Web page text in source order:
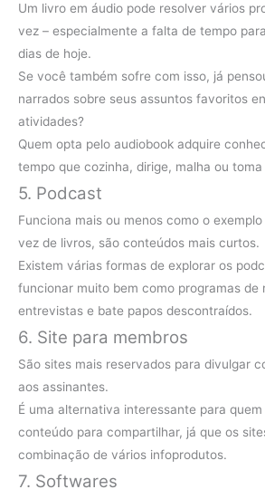
Um livro em áudio pode resolver vários
vez – especialmente a falta de tempo
dias de hoje.
Se você também sofre com isso, já
narrados sobre seus assuntos favoritos
atividades?
Quem opta pelo audiobook adquire
tempo que cozinha, dirige, malha ou
5. Podcast
Funciona mais ou menos como o
vez de livros, são conteúdos mais curtos.
Existem várias formas de explorar os
funcionar muito bem como programas de
entrevistas e bate papos descontraídos.
6. Site para membros
São sites mais reservados para divulgar
aos assinantes.
É uma alternativa interessante para
conteúdo para compartilhar, já que os
combinação de vários infoprodutos.
7. Softwares